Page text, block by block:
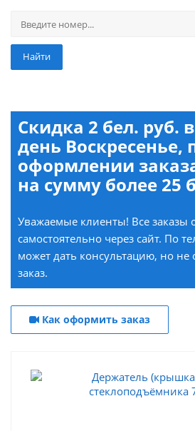
Найти
Скидка 2 бел. руб.
день Воскресенье,
оформлении
на сумму более 25
Уважаемые клиенты! Все заказы
самостоятельно через сайт. По
может дать консультацию, но не
заказ.
Как оформить заказ